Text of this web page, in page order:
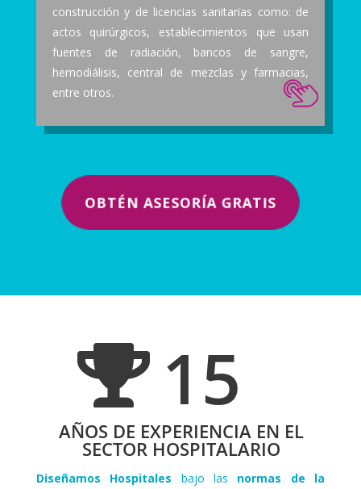
construcción y de licencias sanitarias como: de
actos quirúrgicos, establecimientos que usan
fuentes de radiación, bancos de sangre,
hemodiálisis, central de mezclas y farmacias,
entre otros.
OBTÉN ASESORÍA GRATIS
 15
AÑOS DE EXPERIENCIA EN EL
SECTOR HOSPITALARIO
Diseñamos Hospitales bajo las normas de la